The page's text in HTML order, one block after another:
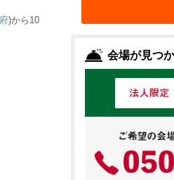
)から10
会場が見つ